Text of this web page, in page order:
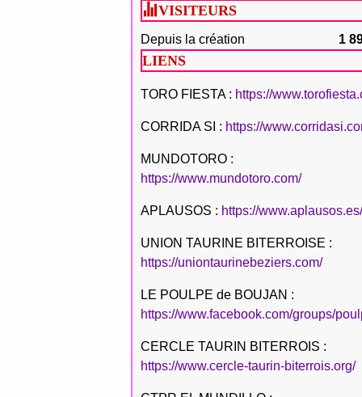
VISITEURS
Depuis la création 1
LIENS
TORO FIESTA : https://
CORRIDA SI : https://
MUNDOTORO :
https://www.mundotoro.com/
APLAUSOS : https://www.aplausos.es/
UNION TAURINE BITERROISE :
https://uniontaurinebeziers.com/
LE POULPE de BOUJAN :
https://www.facebook.com/groups/
CERCLE TAURIN BITERROIS :
https://www.cercle-taurin-biterrois.org/